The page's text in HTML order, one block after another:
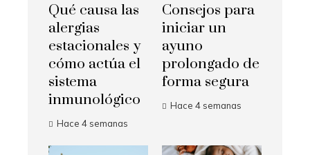
Qué causa las
alergias
estacionales y
cómo actúa el
sistema
inmunológico
Hace 4 semanas
Consejos para
iniciar un
ayuno
prolongado de
forma segura
Hace 4 semanas